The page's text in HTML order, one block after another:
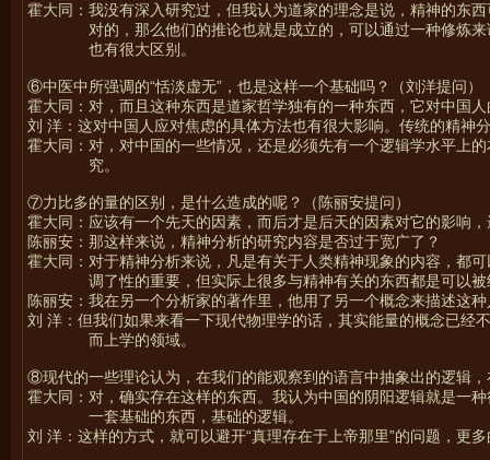
霍大同：我没有深入研究过，但我认为道家的理念是说，精神的东
对的，那么他们的推论也就是成立的，可以通过一种修炼
也有很大区别。
⑥中医中所强调的“恬淡虚无”，也是这样一个基础吗？（刘洋提问）
霍大同：对，而且这种东西是道家哲学独有的一种东西，它对中国
刘 洋：这对中国人应对焦虑的具体方法也有很大影响。传统的精神
霍大同：对，对中国的一些情况，还是必须先有一个逻辑学水平上
究。
⑦力比多的量的区别，是什么造成的呢？（陈丽安提问）
霍大同：应该有一个先天的因素，而后才是后天的因素对它的影响
陈丽安：那这样来说，精神分析的研究内容是否过于宽广了？
霍大同：对于精神分析来说，凡是有关于人类精神现象的内容，都
调了性的重要，但实际上很多与精神有关的东西都是可以
陈丽安：我在另一个分析家的著作里，他用了另一个概念来描述这
刘 洋：但我们如果来看一下现代物理学的话，其实能量的概念已经
而上学的领域。
⑧现代的一些理论认为，在我们的能观察到的语言中抽象出的逻辑
霍大同：对，确实存在这样的东西。我认为中国的阴阳逻辑就是一
一套基础的东西，基础的逻辑。
刘 洋：这样的方式，就可以避开“真理存在于上帝那里”的问题，更